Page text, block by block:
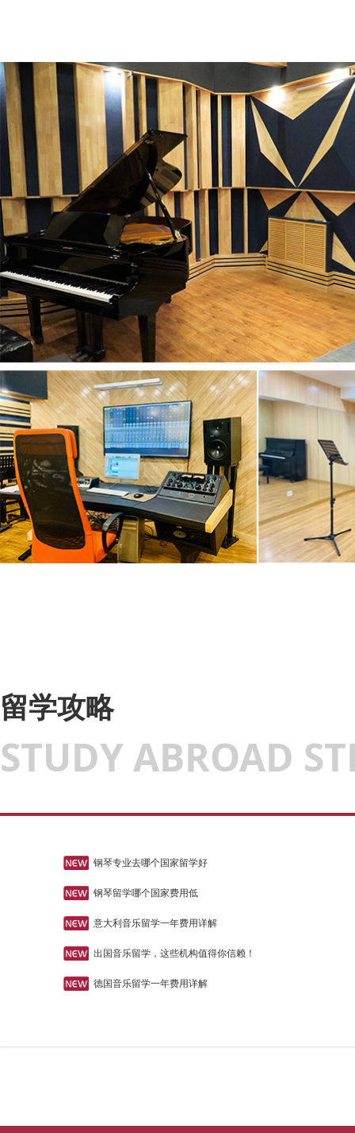
留学攻略
STUDY ABROAD
钢琴专业去哪个国家留学好
钢琴留学哪个国家费用低
意大利音乐留学一年费用详解
出国音乐留学，这些机构值得你信赖！
德国音乐留学一年费用详解